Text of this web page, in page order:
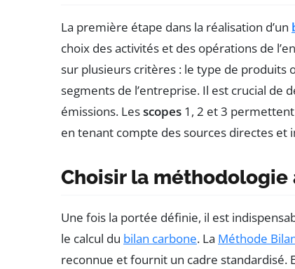
La première étape dans la réalisation d’un
choix des activités et des opérations de
sur plusieurs critères : le type de produits
segments de l’entreprise. Il est crucial de
émissions. Lesscopes 1, 2 et 3
en tenant compte des sources directes et
Choisir la
Une fois la portée définie, il est
le calcul du bilan carbone. La Méthode
reconnue et fournit un cadre standardisé.